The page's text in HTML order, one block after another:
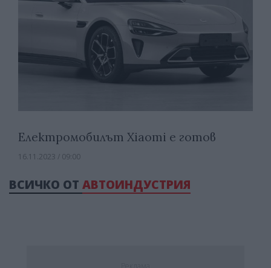
Електромобилът Xiaomi е готов
16.11.2023 / 09:00
ВСИЧКО ОТ АВТОИНДУСТРИЯ